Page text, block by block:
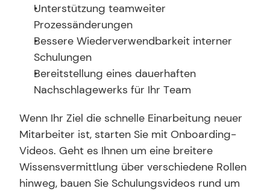
Unterstützung teamweiter
Prozessänderungen
Bessere Wiederverwendbarkeit interner
Schulungen
Bereitstellung eines dauerhaften
Nachschlagewerks für Ihr Team
Wenn Ihr Ziel die schnelle Einarbeitung neuer
Mitarbeiter ist, starten Sie mit Onboarding-
Videos. Geht es Ihnen um eine breitere
Wissensvermittlung über verschiedene Rollen
hinweg, bauen Sie Schulungsvideos rund um